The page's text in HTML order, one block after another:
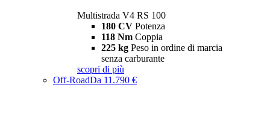
Multistrada V4 RS 100
180 CV Potenza
118 Nm Coppia
225 kg Peso in ordine di marcia
senza carburante
scopri di più
Off-RoadDa 11.790 €